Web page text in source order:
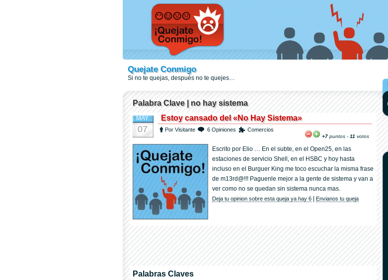
Quejate Conmigo
Si no te quejas, después no te quejes…
Palabra Clave | no hay sistema
MAY
07
Estoy cansado del «No Hay Sistema»
Por Visitante 6 Opiniones Comercios
+7 puntos - 11 votos
Escrito por Elio … En el subte, en el Open25, en las
estaciones de servicio Shell, en el HSBC y hoy hasta
incluso en el Burguer King me toco escuchar la misma frase
de m13rd@!!! Paguenle mejor a la gente de sistema y van a
ver como no se quedan sin sistema nunca mas.
Deja tu opinion sobre esta queja ya hay 6 Envianos tu queja
Palabras Claves